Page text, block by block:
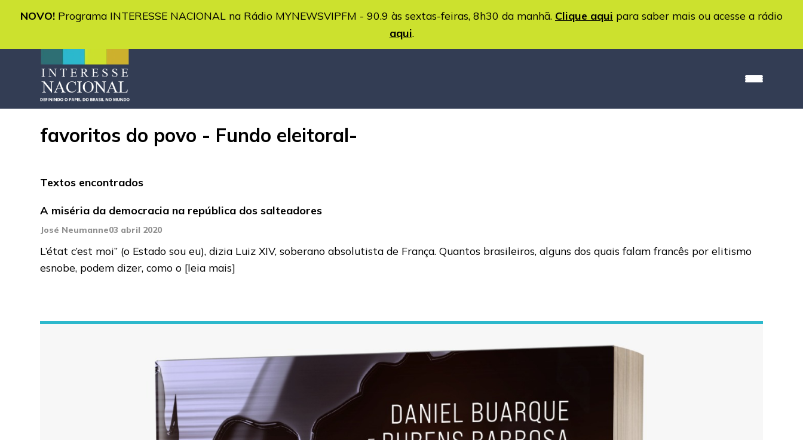
NOVO! Programa INTERESSE NACIONAL na Rádio MYNEWSVIPFM - 90.9 às sextas-feiras, 8h30 da manhã. Clique aqui para saber mais ou acesse a rádio
aqui.
favoritos do povo - Fundo eleitoral-
Textos encontrados
A miséria da democracia na república dos salteadores
José Neumanne03 abril 2020
L’état c’est moi” (o Estado sou eu), dizia Luiz XIV, soberano absolutista de França. Quantos brasileiros, alguns dos quais falam francês por elitismo
esnobe, podem dizer, como o [leia mais]